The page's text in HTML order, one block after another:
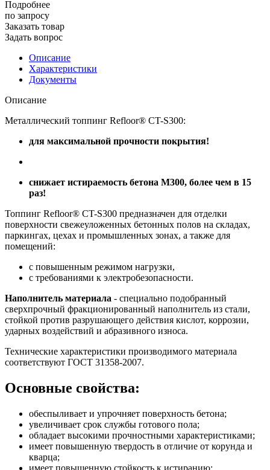
Подробнее
по запросу
Заказать товар
Задать вопрос
Описание
Характеристики
Документы
Описание
Металлический топпинг Refloor® CT-S300:
для максимальной прочности покрытия!
снижает истираемость бетона М300, более чем в 15
раз!
Топпинг Refloor® CT-S300 предназначен для отделки
поверхности свежеуложенных бетонных полов на складах,
паркингах, цехах и промышленных зонах, а также для
помещений:
с повышенным режимом нагрузки,
с требованиями к электробезопасности.
Наполнитель материала - специально подобранный
сверхпрочный фракционированный наполнитель из стали,
стойкой против разрушающего действия кислот, коррозии,
ударных воздействий и абразивного износа.
Технические характеристики производимого материала
соответствуют ГОСТ 31358-2007.
Основные свойства:
обеспыливает и упрочняет поверхность бетона;
увеличивает срок службы готового пола;
обладает высокими прочностными характеристиками;
имеет повышенную твердость в отличие от корунда и
кварца;
имеет повышенную стойкость к истиранию;